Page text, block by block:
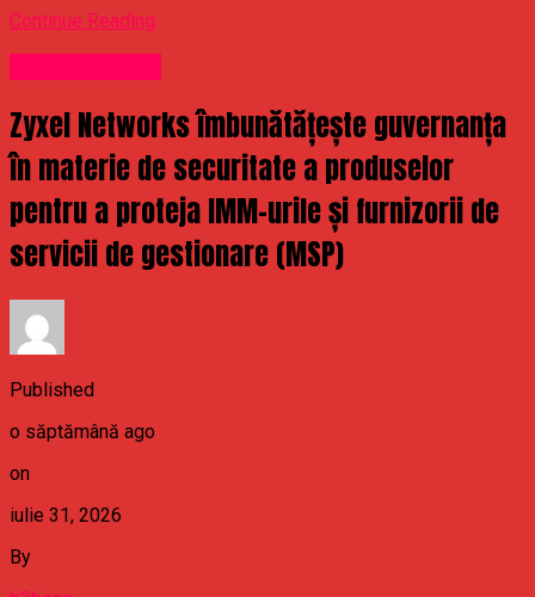
Continue Reading
Zyxel Networks îmbunătățește guvernanța
în materie de securitate a produselor
pentru a proteja IMM-urile și furnizorii de
servicii de gestionare (MSP)
Published
o săptămână ago
on
iulie 31, 2026
By